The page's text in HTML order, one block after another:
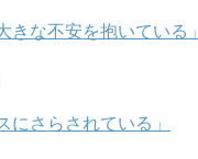
きな不安を抱いている」
さらされている」